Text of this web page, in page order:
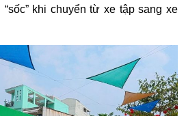
khi chuyển từ xe tập sang xe